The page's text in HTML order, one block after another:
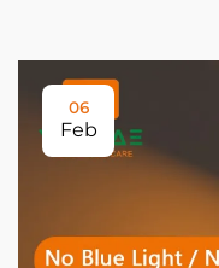
06
Feb